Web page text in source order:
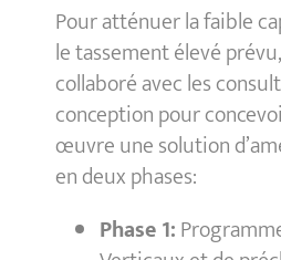
Pour atténuer la faible
le tassement élevé
collaboré avec les
conception pour
œuvre une solution
en deux phases:
Phase 1: